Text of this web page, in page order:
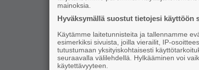
mainoksia.
Hyväksymällä suostut tietojesi käyttöön
Käytämme laitetunnisteita ja tallennamme
esimerkiksi sivuista, joilla vierailit, IP-
tutustumaan yksityiskohtaisesti
seuraavalla välilehdellä. Hylkääminen voi
käytettävyyteen.